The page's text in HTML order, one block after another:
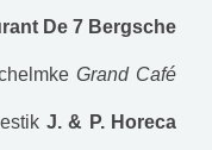
De 7 Bergsche
Grand Café
J. & P. Horeca